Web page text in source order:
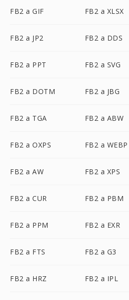
FB2 a GIF FB2 a XLSX
FB2 a JP2 FB2 a DDS
FB2 a PPT FB2 a SVG
FB2 a DOTM FB2 a JBG
FB2 a TGA FB2 a ABW
FB2 a OXPS FB2 a WEBP
FB2 a AW FB2 a XPS
FB2 a CUR FB2 a PBM
FB2 a PPM FB2 a EXR
FB2 a FTS FB2 a G3
FB2 a HRZ FB2 a IPL